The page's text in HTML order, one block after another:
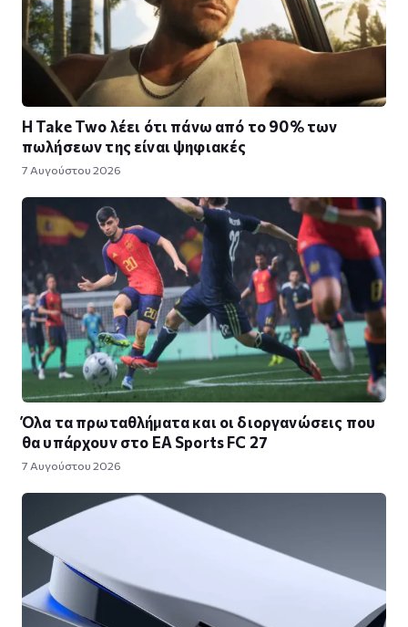
Η Take Twο λέει ότι πάνω από το 90% των
πωλήσεων της είναι ψηφιακές
7 Αυγούστου 2026
Όλα τα πρωταθλήματα και οι διοργανώσεις που
θα υπάρχουν στο EA Sports FC 27
7 Αυγούστου 2026